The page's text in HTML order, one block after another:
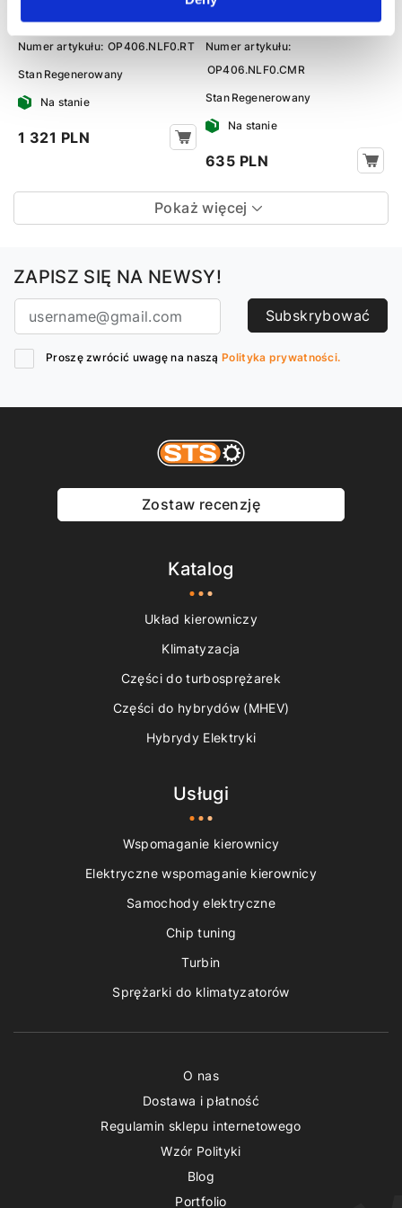
Numer artykułu: OP406.NLF0.RT
Stan Regenerowany
Na stanie
1 321 PLN
Numer artykułu:
OP406.NLF0.CMR
Stan Regenerowany
Na stanie
635 PLN
Pokaż więcej
ZAPISZ SIĘ NA NEWSY!
Subskrybować
Proszę zwrócić uwagę na naszą Polityka prywatności.
Zostaw recenzję
Katalog
Układ kierowniczy
Klimatyzacja
Części do turbosprężarek
Części do hybrydów (MHEV)
Hybrydy Elektryki
Usługi
Wspomaganie kierownicy
Elektryczne wspomaganie kierownicy
Samochody elektryczne
Chip tuning
Turbin
Sprężarki do klimatyzatorów
O nas
Dostawa i płatność
Regulamin sklepu internetowego
Wzór Polityki
Blog
Portfolio